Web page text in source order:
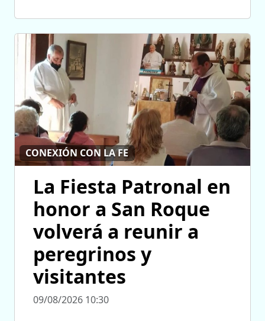
CONEXIÓN CON LA FE
La Fiesta Patronal en
honor a San Roque
volverá a reunir a
peregrinos y
visitantes
09/08/2026 10:30